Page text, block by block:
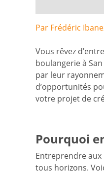
Par Frédéric
Vous rêvez
boulangerie à
par leur
d’opportunités
votre projet de
Pourquoi
Entreprendre aux
tous horizons.